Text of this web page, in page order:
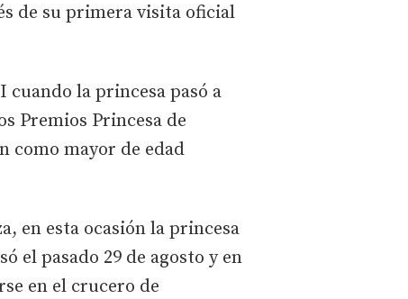
de su primera visita oficial
cuando la princesa pasó a
Premios Princesa de
como mayor de edad
en esta ocasión la princesa
el pasado 29 de agosto y en
en el crucero de